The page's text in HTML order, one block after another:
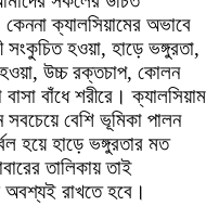
ক্যালসিয়ামের অভাবে
সংকুচিত হওয়া, হাড়ে ভঙ্গুরতা,
হওয়া, উচ্চ রক্তচাপ, কোলন
বাঁধে শরীরে। ক্যালসিয়াম
বেশি ভূমিকা পালন
হয়ে হাড়ে ভঙ্গুরতার মত
তালিকায় তাই
অবশ্যই রাখতে হবে।